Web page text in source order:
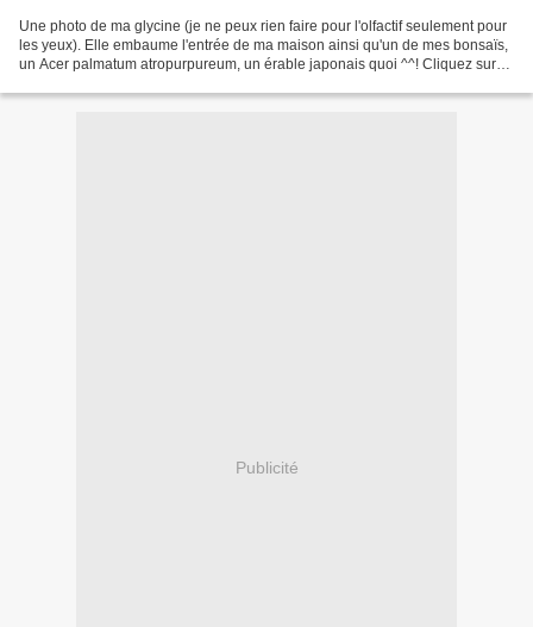
Une photo de ma glycine (je ne peux rien faire pour l'olfactif seulement pour
les yeux). Elle embaume l'entrée de ma maison ainsi qu'un de mes bonsaïs,
un Acer palmatum atropurpureum, un érable japonais quoi ^^! Cliquez sur
Publicité